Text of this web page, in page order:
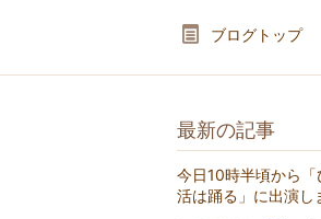
ブログトップ
最新の記事
今日10時半頃から
活は踊る」に出演し